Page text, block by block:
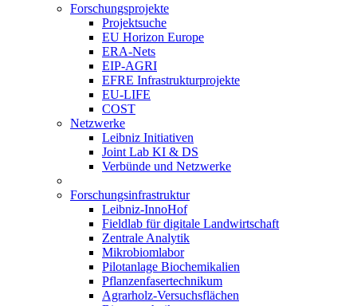
Forschungsprojekte
Projektsuche
EU Horizon Europe
ERA-Nets
EIP-AGRI
EFRE Infrastrukturprojekte
EU-LIFE
COST
Netzwerke
Leibniz Initiativen
Joint Lab KI & DS
Verbünde und Netzwerke
Forschungsinfrastruktur
Leibniz-InnoHof
Fieldlab für digitale Landwirtschaft
Zentrale Analytik
Mikrobiomlabor
Pilotanlage Biochemikalien
Pflanzenfasertechnikum
Agrarholz-Versuchsflächen